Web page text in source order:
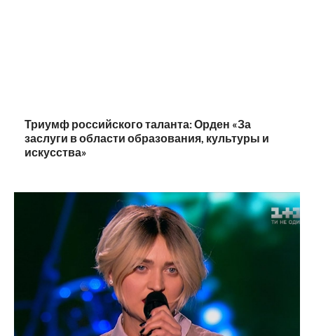
Триумф российского таланта: Орден «За
заслуги в области образования, культуры и
искусства»